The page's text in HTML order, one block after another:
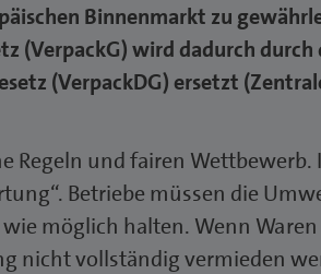
Binnenmarkt zu
(VerpackG) wird dadurch durch
(VerpackDG) ersetzt
Regeln und fairen
Betriebe müssen die
möglich halten. Wenn
nicht vollständig vermieden